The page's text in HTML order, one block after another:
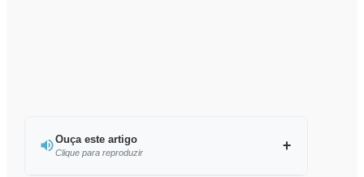
Ouça este artigo
Clique para reproduzir